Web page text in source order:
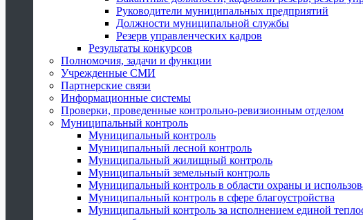
Руководители муниципальных предприятий
Должности муниципальной службы
Резерв управленческих кадров
Результаты конкурсов
Полномочия, задачи и функции
Учрежденные СМИ
Партнерские связи
Информационные системы
Проверки, проведенные контрольно-ревизионным отделом
Муниципальный контроль
Муниципальный контроль
Муниципальный лесной контроль
Муниципальный жилищный контроль
Муниципальный земельный контроль
Муниципальный контроль в области охраны и
Муниципальный контроль в сфере благоустройства
Муниципальный контроль за исполнением единой